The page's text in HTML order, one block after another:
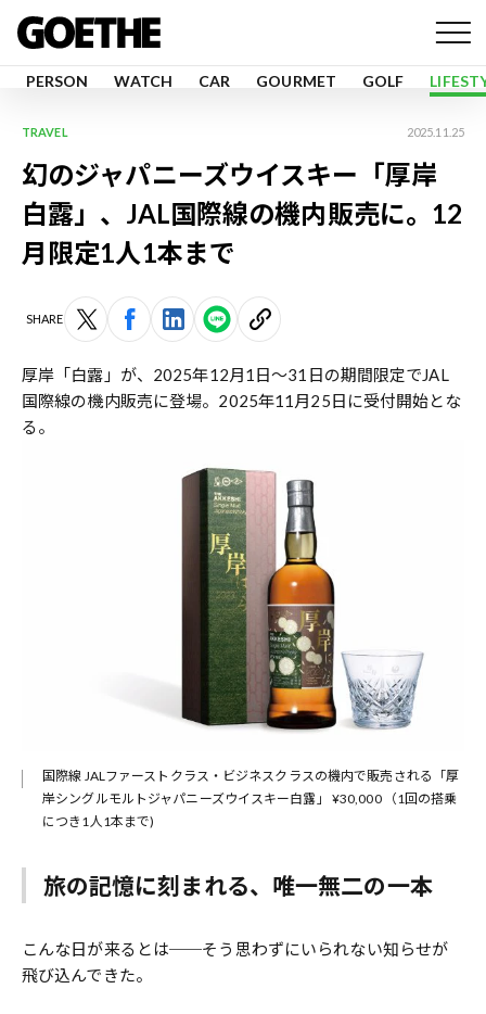
PERSON WATCH CAR GOURMET GOLF
TRAVEL 2025.11.25
幻のジャパニーズウイスキー「厚岸
白露」、JAL国際線の機内販売に。12
月限定1人1本まで
SHARE
厚岸「白露」が、2025年12月1日〜31日の期間限定でJAL
国際線の機内販売に登場。2025年11月25日に受付開始とな
る。
国際線 JALファーストクラス・ビジネスクラスの機内で販売される「厚
岸シングルモルトジャパニーズウイスキー白露」 ¥30,000 （1回の搭乗
につき1人1本まで)
旅の記憶に刻まれる、唯一無二の一本
こんな日が来るとは──そう思わずにいられない知らせが
飛び込んできた。